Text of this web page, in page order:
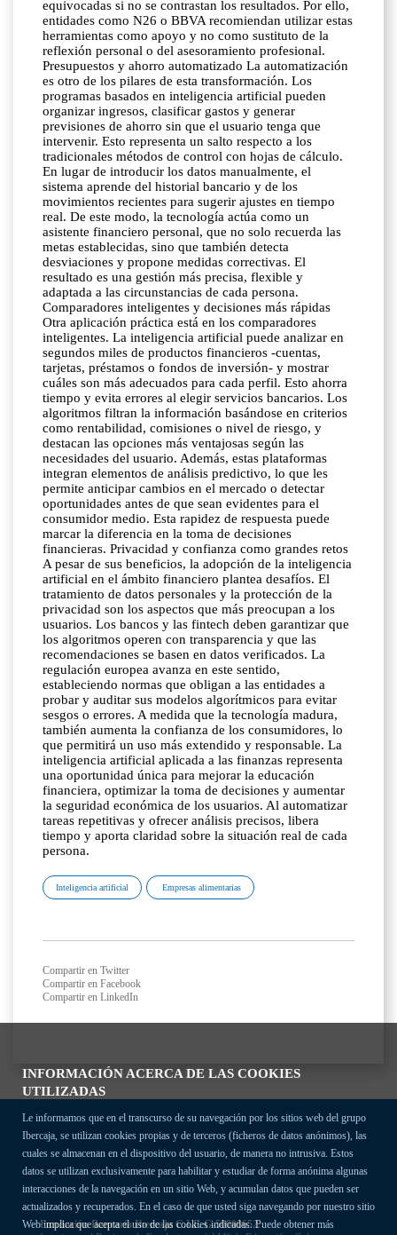
INFORMACIÓN ACERCA DE LAS COOKIES
UTILIZADAS
Le informamos que en el transcurso de su navegación por los sitios web del grupo
Ibercaja, se utilizan cookies propias y de terceros (ficheros de datos anónimos), las
cuales se almacenan en el dispositivo del usuario, de manera no intrusiva. Estos
datos se utilizan exclusivamente para habilitar y estudiar de forma anónima algunas
interacciones de la navegación en un sitio Web, y acumulan datos que pueden ser
actualizados y recuperados. En el caso de que usted siga navegando por nuestro sitio
Web implica que acepta el uso de las cookies indicadas. Puede obtener más
equivocadas si no se contrastan los resultados. Por ello,
entidades como N26 o BBVA recomiendan utilizar estas
herramientas como apoyo y no como sustituto de la
reflexión personal o del asesoramiento profesional.
Presupuestos y ahorro automatizado La automatización
es otro de los pilares de esta transformación. Los
programas basados en inteligencia artificial pueden
organizar ingresos, clasificar gastos y generar
previsiones de ahorro sin que el usuario tenga que
intervenir. Esto representa un salto respecto a los
tradicionales métodos de control con hojas de cálculo.
En lugar de introducir los datos manualmente, el
sistema aprende del historial bancario y de los
movimientos recientes para sugerir ajustes en tiempo
real. De este modo, la tecnología actúa como un
asistente financiero personal, que no solo recuerda las
metas establecidas, sino que también detecta
desviaciones y propone medidas correctivas. El
resultado es una gestión más precisa, flexible y
adaptada a las circunstancias de cada persona.
Comparadores inteligentes y decisiones más rápidas
Otra aplicación práctica está en los comparadores
inteligentes. La inteligencia artificial puede analizar en
segundos miles de productos financieros -cuentas,
tarjetas, préstamos o fondos de inversión- y mostrar
cuáles son más adecuados para cada perfil. Esto ahorra
tiempo y evita errores al elegir servicios bancarios. Los
algoritmos filtran la información basándose en criterios
como rentabilidad, comisiones o nivel de riesgo, y
destacan las opciones más ventajosas según las
necesidades del usuario. Además, estas plataformas
integran elementos de análisis predictivo, lo que les
permite anticipar cambios en el mercado o detectar
oportunidades antes de que sean evidentes para el
consumidor medio. Esta rapidez de respuesta puede
marcar la diferencia en la toma de decisiones
financieras. Privacidad y confianza como grandes retos
A pesar de sus beneficios, la adopción de la inteligencia
artificial en el ámbito financiero plantea desafíos. El
tratamiento de datos personales y la protección de la
privacidad son los aspectos que más preocupan a los
usuarios. Los bancos y las fintech deben garantizar que
los algoritmos operen con transparencia y que las
recomendaciones se basen en datos verificados. La
regulación europea avanza en este sentido,
estableciendo normas que obligan a las entidades a
probar y auditar sus modelos algorítmicos para evitar
sesgos o errores. A medida que la tecnología madura,
también aumenta la confianza de los consumidores, lo
que permitirá un uso más extendido y responsable. La
inteligencia artificial aplicada a las finanzas representa
una oportunidad única para mejorar la educación
financiera, optimizar la toma de decisiones y aumentar
la seguridad económica de los usuarios. Al automatizar
tareas repetitivas y ofrecer análisis precisos, libera
tiempo y aporta claridad sobre la situación real de cada
persona.
Inteligencia artificial Empresas alimentarias
Compartir en Twitter
Compartir en Facebook
Compartir en LinkedIn
Fundación Bancaria Ibercaja C.I.F. G-50000652.